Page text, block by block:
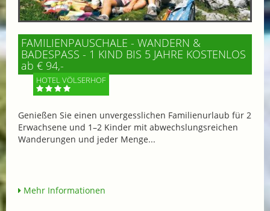
FAMILIENPAUSCHALE - WANDERN &
BADESPASS - 1 KIND BIS 5 JAHRE KOSTENLOS
ab € 94,-
HOTEL VÖLSERHOF
Genießen Sie einen unvergesslichen Familienurlaub für 2
Erwachsene und 1–2 Kinder mit abwechslungsreichen
Wanderungen und jeder Menge...
Mehr Informationen